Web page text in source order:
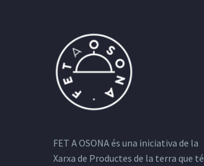
FET A OSONA és una iniciativa de la
Xarxa de Productes de la terra que té